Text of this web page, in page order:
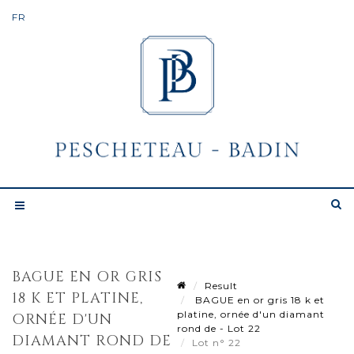
BAGUE EN OR GRIS
18 K ET PLATINE,
ORNÉE D'UN
DIAMANT ROND DE
Result
BAGUE en or gris 18 k et
platine, ornée d'un diamant
rond de - Lot 22
Lot n° 22